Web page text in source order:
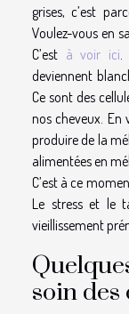
grises, c’est
Voulez-vous en
C’est à voir ici
deviennent
Ce sont des
nos cheveux. En
produire de la
alimentées en
C’est à ce
Le stress et le
vieillissement
soin des